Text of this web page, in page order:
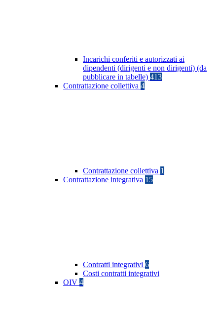
Incarichi conferiti e autorizzati ai
dipendenti (dirigenti e non dirigenti) (da
pubblicare in tabelle) 413
Contrattazione collettiva 4
Contrattazione collettiva 1
Contrattazione integrativa 15
Contratti integrativi 6
Costi contratti integrativi
OIV 4